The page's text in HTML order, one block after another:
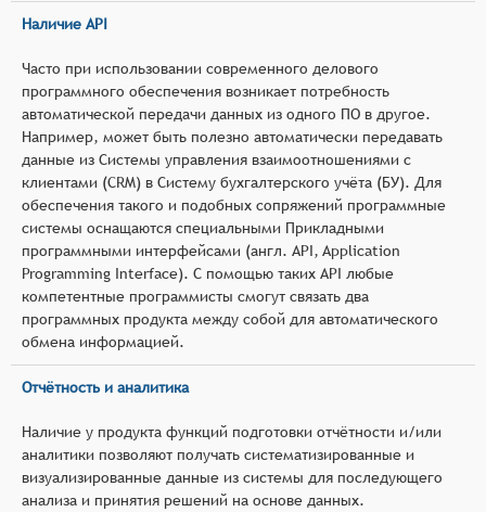
Наличие API
Часто при использовании современного делового
программного обеспечения возникает потребность
автоматической передачи данных из одного ПО в другое.
Например, может быть полезно автоматически передавать
данные из Системы управления взаимоотношениями с
клиентами (CRM) в Систему бухгалтерского учёта (БУ). Для
обеспечения такого и подобных сопряжений программные
системы оснащаются специальными Прикладными
программными интерфейсами (англ. API, Application
Programming Interface). С помощью таких API любые
компетентные программисты смогут связать два
программных продукта между собой для автоматического
обмена информацией.
Отчётность и аналитика
Наличие у продукта функций подготовки отчётности и/или
аналитики позволяют получать систематизированные и
визуализированные данные из системы для последующего
анализа и принятия решений на основе данных.